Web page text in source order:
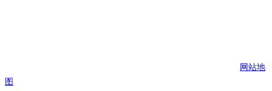
网站地
图